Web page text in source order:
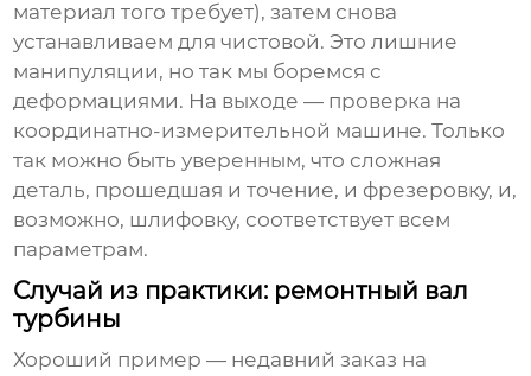
материал того требует), затем снова
устанавливаем для чистовой. Это лишние
манипуляции, но так мы боремся с
деформациями. На выходе — проверка на
координатно-измерительной машине. Только
так можно быть уверенным, что сложная
деталь, прошедшая и точение, и фрезеровку, и,
возможно, шлифовку, соответствует всем
параметрам.
Случай из практики: ремонтный вал
турбины
Хороший пример — недавний заказ на